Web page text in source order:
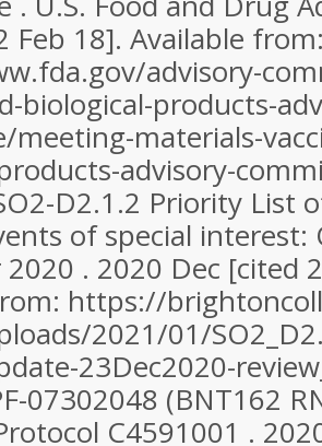
Feb 18]. Available
advisory-
biological-products-
meeting-materials-
advisory-
D2.1.2 Priority List
of special
. 2020 Dec [cited
https://
2021/01/
23Dec2020-
07302048 (BNT162
C4591001 .